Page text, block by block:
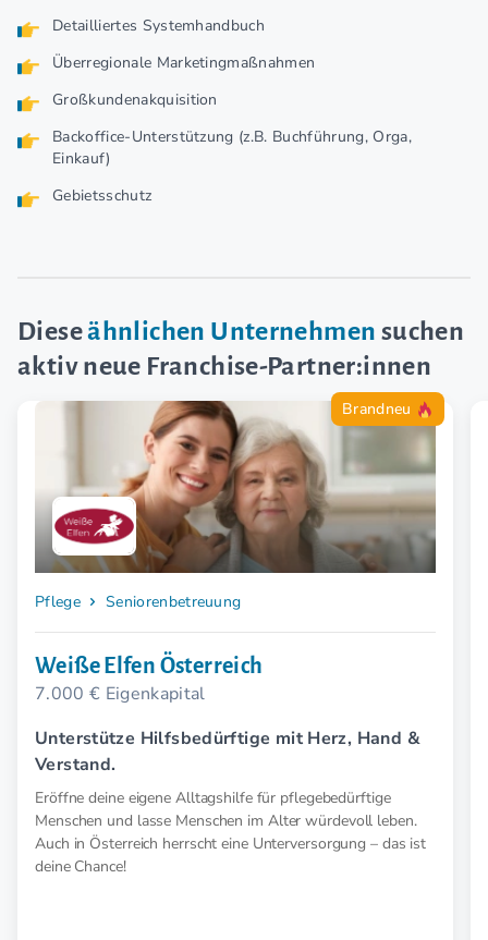
Detailliertes Systemhandbuch
Überregionale Marketingmaßnahmen
Großkundenakquisition
Backoffice-Unterstützung (z.B. Buchführung, Orga,
Einkauf)
Gebietsschutz
Dieseähnlichen Unternehmen suchen
aktiv neue Franchise-Partner:innen
Brandneu
Pflege Seniorenbetreuung
Weiße Elfen Österreich
7.000 € Eigenkapital
Unterstütze Hilfsbedürftige mit Herz, Hand &
Verstand.
Eröffne deine eigene Alltagshilfe für pflegebedürftige
Menschen und lasse Menschen im Alter würdevoll leben.
Auch in Österreich herrscht eine Unterversorgung – das ist
deine Chance!